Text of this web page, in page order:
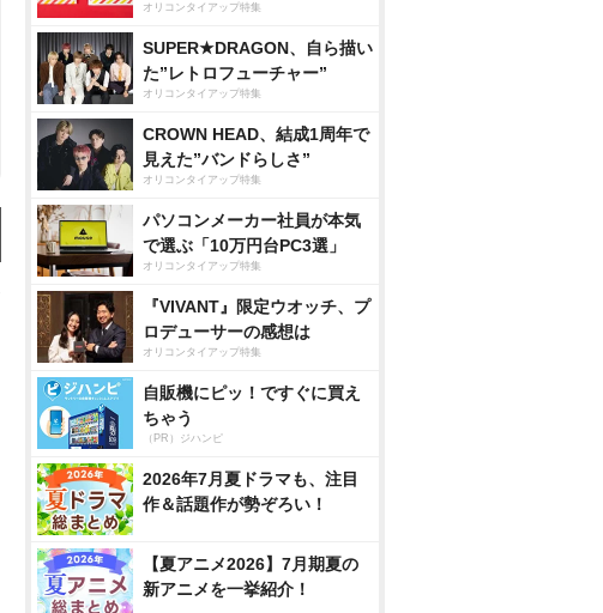
オリコンタイアップ特集
SUPER★DRAGON、自ら描い
た”レトロフューチャー”
オリコンタイアップ特集
CROWN HEAD、結成1周年で
見えた”バンドらしさ”
オリコンタイアップ特集
パソコンメーカー社員が本気
で選ぶ「10万円台PC3選」
オリコンタイアップ特集
『VIVANT』限定ウオッチ、プ
ロデューサーの感想は
オリコンタイアップ特集
自販機にピッ！ですぐに買え
ちゃう
（PR）ジハンピ
2026年7月夏ドラマも、注目
作＆話題作が勢ぞろい！
【夏アニメ2026】7月期夏の
新アニメを一挙紹介！